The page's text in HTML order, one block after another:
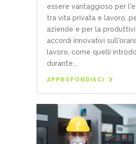
essere vantaggioso per
tra vita privata e lavoro,
aziende e per la
accordi innovativi
lavoro, come quelli
durante...
APPROFONDISCI